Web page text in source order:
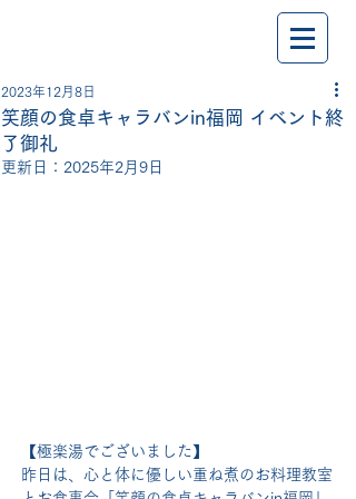
笑顔の食卓キャラバンin福岡 イベント終
了御礼
2023年12月8日
更新日： 2025年2月9日
【極楽湯でございました】
昨日は、心と体に優しい重ね煮のお料理教室